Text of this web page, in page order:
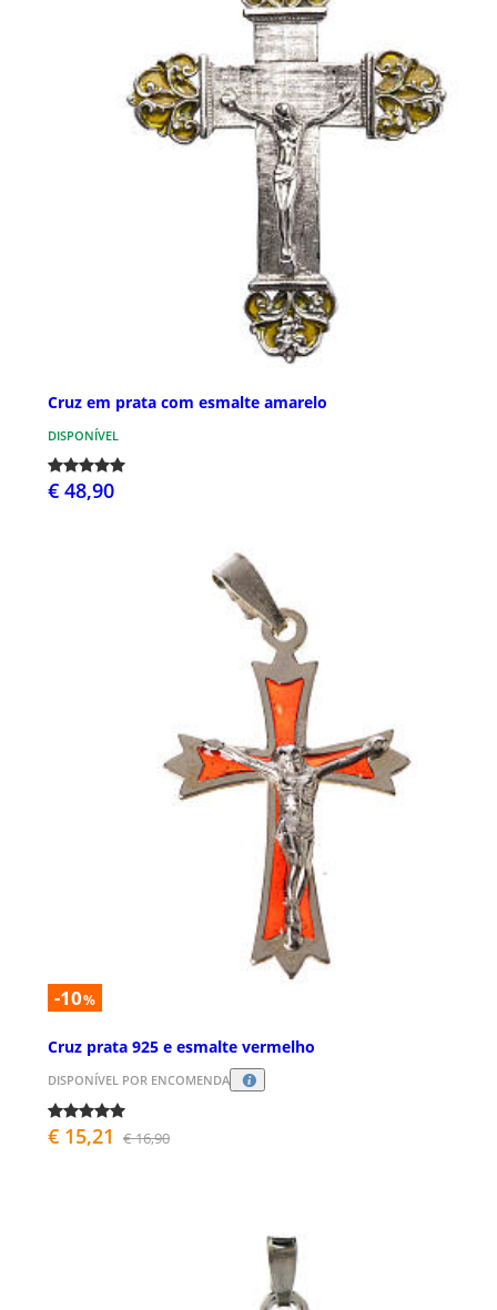
Cruz em prata com esmalte amarelo
DISPONÍVEL
€ 48,90
-10%
Cruz prata 925 e esmalte vermelho
DISPONÍVEL POR ENCOMENDA
€ 15,21 € 16,90